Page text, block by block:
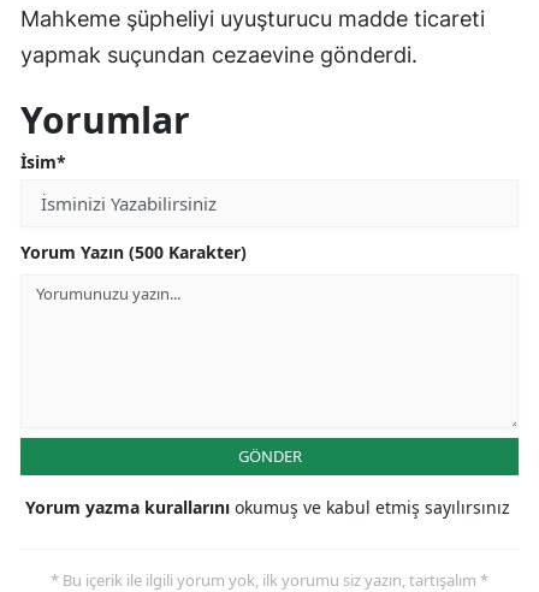
Mahkeme şüpheliyi uyuşturucu madde ticareti
yapmak suçundan cezaevine gönderdi.
Yorumlar
İsim*
Yorum Yazın (500 Karakter)
GÖNDER
Yorum yazma kurallarını okumuş ve kabul etmiş sayılırsınız
* Bu içerik ile ilgili yorum yok, ilk yorumu siz yazın, tartışalım *